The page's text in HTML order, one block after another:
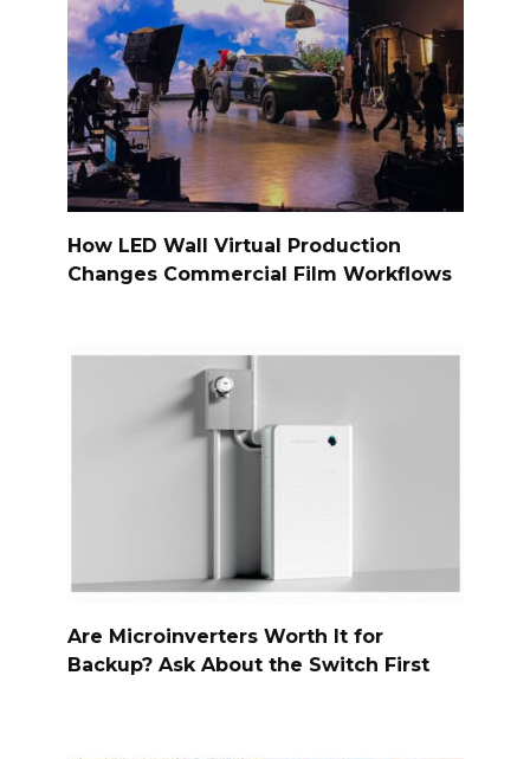
How LED Wall Virtual Production
Changes Commercial Film Workflows
Are Microinverters Worth It for
Backup? Ask About the Switch First